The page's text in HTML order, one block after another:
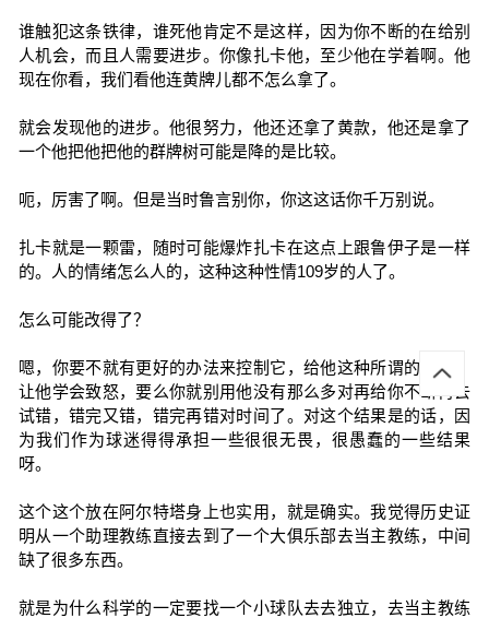
谁触犯这条铁律，谁死他肯定不是这样，因为你不断的在给别
人机会，而且人需要进步。你像扎卡他，至少他在学着啊。他
现在你看，我们看他连黄牌儿都不怎么拿了。
就会发现他的进步。他很努力，他还还拿了黄款，他还是拿了
一个他把他把他的群牌树可能是降的是比较。
呃，厉害了啊。但是当时鲁言别你，你这这话你千万别说。
扎卡就是一颗雷，随时可能爆炸扎卡在这点上跟鲁伊子是一样
的。人的情绪怎么人的，这种这种性情109岁的人了。
怎么可能改得了？
嗯，你要不就有更好的办法来控制它，给他这种所谓的安沟，
让他学会致怒，要么你就别用他没有那么多对再给你不断再去
试错，错完又错，错完再错对时间了。对这个结果是的话，因
为我们作为球迷得得承担一些很很无畏，很愚蠢的一些结果
呀。
这个这个放在阿尔特塔身上也实用，就是确实。我觉得历史证
明从一个助理教练直接去到了一个大俱乐部去当主教练，中间
缺了很多东西。
就是为什么科学的一定要找一个小球队去去独立，去当主教练